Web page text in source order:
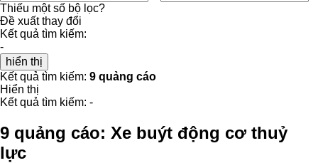
Thiếu một số bộ lọc?
Đề xuất thay đổi
Kết quả tìm kiếm:
-
hiển thị
Kết quả tìm kiếm: 9 quảng cáo
Hiển thị
Kết quả tìm kiếm: -
9 quảng cáo: Xe buýt động cơ thuỷ
lực